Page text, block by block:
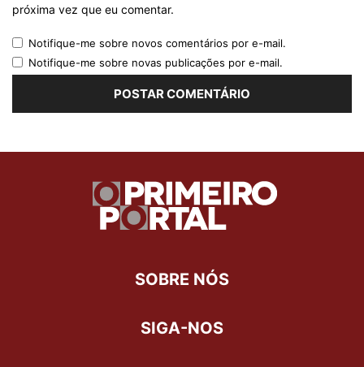
próxima vez que eu comentar.
Notifique-me sobre novos comentários por e-mail.
Notifique-me sobre novas publicações por e-mail.
SOBRE NÓS
SIGA-NOS